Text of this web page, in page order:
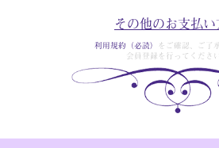
その他のお支払
利用規約（必読）
をご確認、ご了
会員登録を行ってください